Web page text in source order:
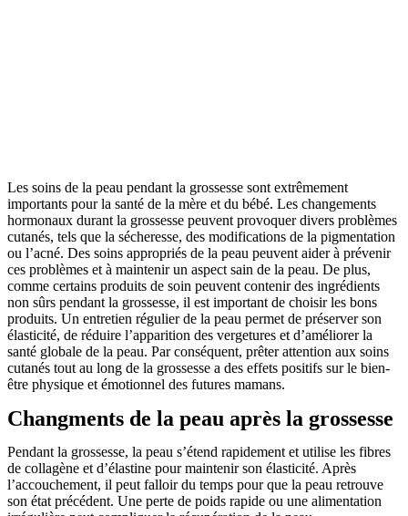
Les soins de la peau pendant la grossesse sont extrêmement
importants pour la santé de la mère et du bébé. Les changements
hormonaux durant la grossesse peuvent provoquer divers problèmes
cutanés, tels que la sécheresse, des modifications de la pigmentation
ou l’acné. Des soins appropriés de la peau peuvent aider à prévenir
ces problèmes et à maintenir un aspect sain de la peau. De plus,
comme certains produits de soin peuvent contenir des ingrédients
non sûrs pendant la grossesse, il est important de choisir les bons
produits. Un entretien régulier de la peau permet de préserver son
élasticité, de réduire l’apparition des vergetures et d’améliorer la
santé globale de la peau. Par conséquent, prêter attention aux soins
cutanés tout au long de la grossesse a des effets positifs sur le bien-
être physique et émotionnel des futures mamans.
Changments de la peau après la grossesse
Pendant la grossesse, la peau s’étend rapidement et utilise les fibres
de collagène et d’élastine pour maintenir son élasticité. Après
l’accouchement, il peut falloir du temps pour que la peau retrouve
son état précédent. Une perte de poids rapide ou une alimentation